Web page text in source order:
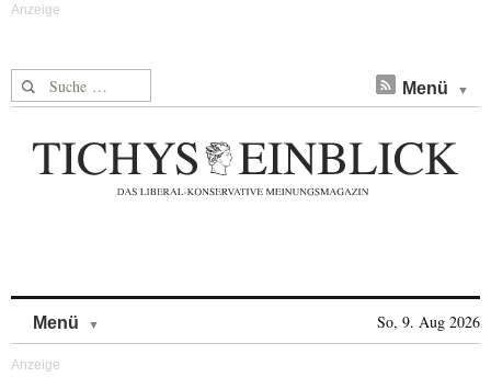
Suche nach: Menü
Menü So, 9. Aug 2026